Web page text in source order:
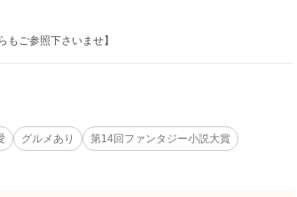
もご参照下さいませ】
グルメあり
第14回ファンタジー小説大賞